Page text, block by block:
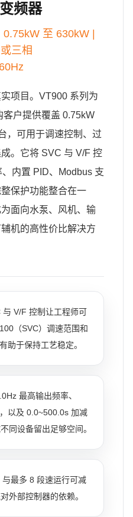
频器
至 630kW |
三相
项目。VT900 系列为
户提供覆盖 0.75kW
，可用于调速控制、过
。它将 SVC 与 V/F 控
内置 PID、Modbus 支
保护功能整合在一
面向水泵、风机、输
机的高性价比解决方
V/F 控制让工程师可
（SVC）调速范围和
助于保持工艺稳定。
最高输出频率、
以及 0.0~500.0s 加减
同设备留出足够空间。
最多 8 段速运行可减
外部控制器的依赖。